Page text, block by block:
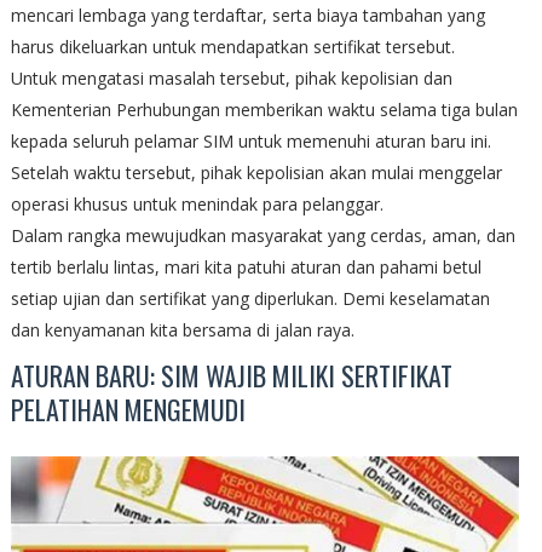
mencari lembaga yang terdaftar, serta biaya tambahan yang
harus dikeluarkan untuk mendapatkan sertifikat tersebut.
Untuk mengatasi masalah tersebut, pihak kepolisian dan
Kementerian Perhubungan memberikan waktu selama tiga bulan
kepada seluruh pelamar SIM untuk memenuhi aturan baru ini.
Setelah waktu tersebut, pihak kepolisian akan mulai menggelar
operasi khusus untuk menindak para pelanggar.
Dalam rangka mewujudkan masyarakat yang cerdas, aman, dan
tertib berlalu lintas, mari kita patuhi aturan dan pahami betul
setiap ujian dan sertifikat yang diperlukan. Demi keselamatan
dan kenyamanan kita bersama di jalan raya.
ATURAN BARU: SIM WAJIB MILIKI SERTIFIKAT
PELATIHAN MENGEMUDI